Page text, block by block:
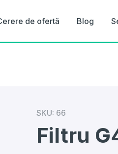
de ofertă Blog
SKU: 66
Filtru